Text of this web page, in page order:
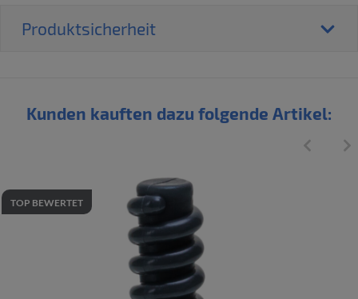
Produktsicherheit
Kunden kauften dazu folgende Artikel:
TOP BEWERTET